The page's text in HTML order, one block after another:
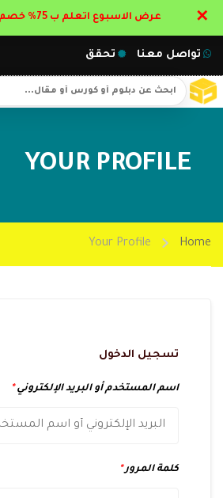
تواصل معنا تحقق
YOUR PROFILE
Home
Your Profile
تسجيل الدخول
اسم المستخدم أو البريد الإلكتروني*
كلمة المرور*
عرض الاسبوع اتعلم ب 75% خصم : احجز مقعدك الان ✕